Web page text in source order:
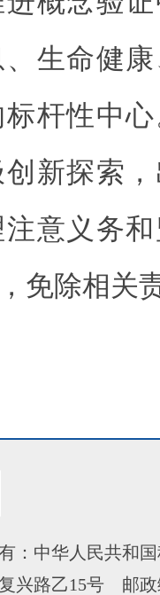
生命健
杆性中
新探索
意义务
免除相关
：中华人民共和
兴路乙15号 邮